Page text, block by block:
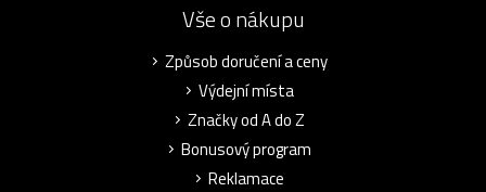
Vše o nákupu
Způsob doručení a ceny
Výdejní místa
Značky od A do Z
Bonusový program
Reklamace